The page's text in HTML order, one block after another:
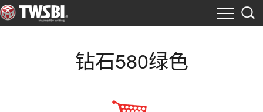
钻石580绿色